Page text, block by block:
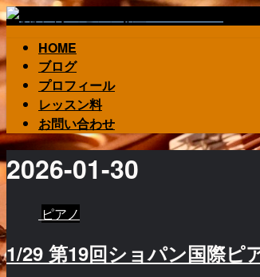
HOME
ブログ
プロフィール
レッスン料
お問い合わせ
2026-01-30
ピアノ
1/29 第19回ショパン国際ピ